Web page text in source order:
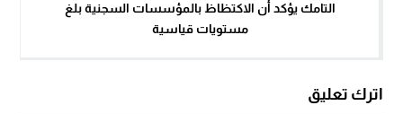
التامك يؤكد أن الاكتظاظ بالمؤسسات السجنية بلغ
مستويات قياسية
اترك تعليق